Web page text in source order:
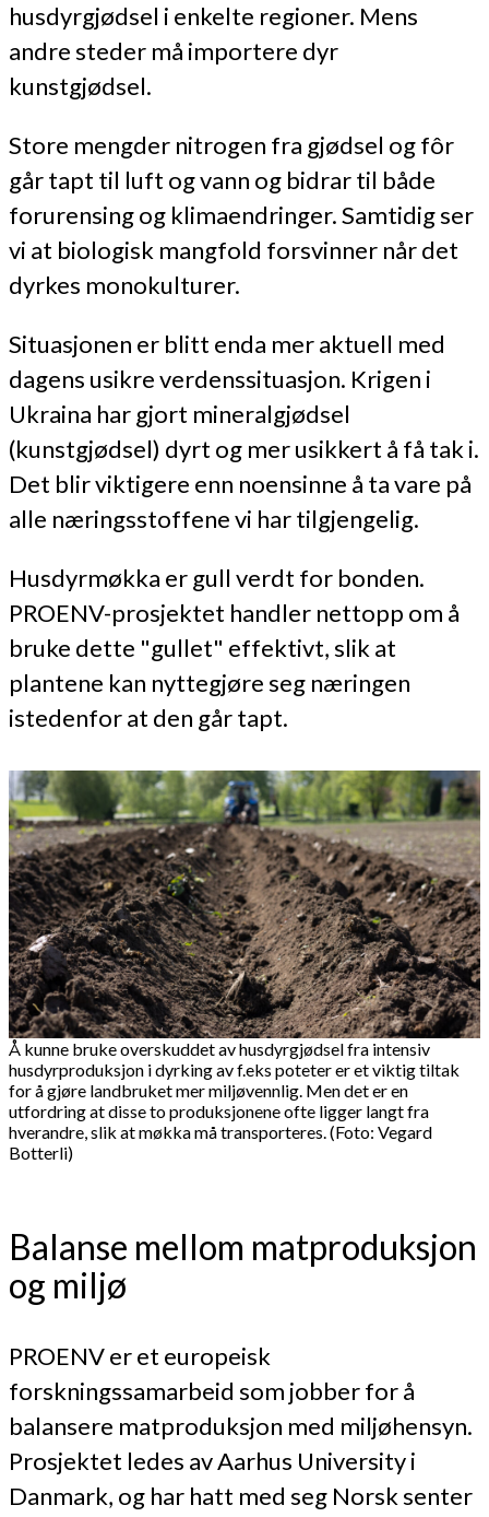
husdyrgjødsel i enkelte regioner. Mens
andre steder må importere dyr
kunstgjødsel.
Store mengder nitrogen fra gjødsel og fôr
går tapt til luft og vann og bidrar til både
forurensing og klimaendringer. Samtidig ser
vi at biologisk mangfold forsvinner når det
dyrkes monokulturer.
Situasjonen er blitt enda mer aktuell med
dagens usikre verdenssituasjon. Krigen i
Ukraina har gjort mineralgjødsel
(kunstgjødsel) dyrt og mer usikkert å få tak i.
Det blir viktigere enn noensinne å ta vare på
alle næringsstoffene vi har tilgjengelig.
Husdyrmøkka er gull verdt for bonden.
PROENV-prosjektet handler nettopp om å
bruke dette "gullet" effektivt, slik at
plantene kan nyttegjøre seg næringen
istedenfor at den går tapt.
Å kunne bruke overskuddet av husdyrgjødsel fra intensiv
husdyrproduksjon i dyrking av f.eks poteter er et viktig tiltak
for å gjøre landbruket mer miljøvennlig. Men det er en
utfordring at disse to produksjonene ofte ligger langt fra
hverandre, slik at møkka må transporteres. (Foto: Vegard
Botterli)
Balanse mellom matproduksjon
og miljø
PROENV er et europeisk
forskningssamarbeid som jobber for å
balansere matproduksjon med miljøhensyn.
Prosjektet ledes av Aarhus University i
Danmark, og har hatt med seg Norsk senter